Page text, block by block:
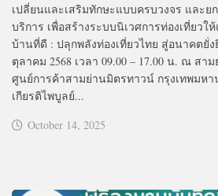
เปลี่ยนและเสริมทักษะแบบครบวงจร และย
บริการ เพื่อสร้างระบบนิเวศการท่องเที่ยวใ
บ้านที่ดี : ปลุกพลังท่องเที่ยวไทย สู่อนาคตยั่ง
ตุลาคม 2568 เวลา 09.00 – 17.00 น. ณ ส
ศูนย์การค้าสามย่านมิตรทาวน์ กรุงเทพมห
เกียรติไพบูลย์...
October 14, 2025